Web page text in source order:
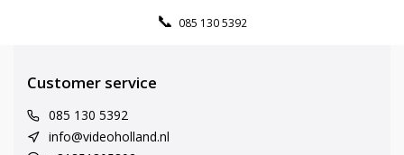
085 130 5392
Customer service
085 130 5392
info@videoholland.nl